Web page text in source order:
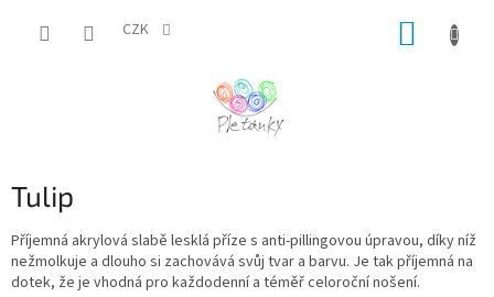
CZK
Tulip
Příjemná akrylová slabě lesklá příze s anti-pillingovou úpravou, díky níž
nežmolkuje a dlouho si zachovává svůj tvar a barvu. Je tak příjemná na
dotek, že je vhodná pro každodenní a téměř celoroční nošení.